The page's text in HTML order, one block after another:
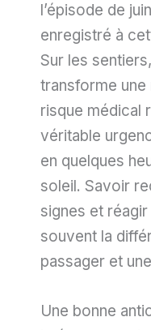
l’épisode de
enregistré à
Sur les
transforme une
risque médical
véritable
en quelques
soleil. Savoir
signes et
souvent la
passager et
Une bonne